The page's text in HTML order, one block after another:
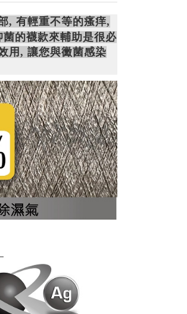
, 有輕重不等的瘙痒,
的襪款來輔助是很必
用, 讓您與黴菌感染